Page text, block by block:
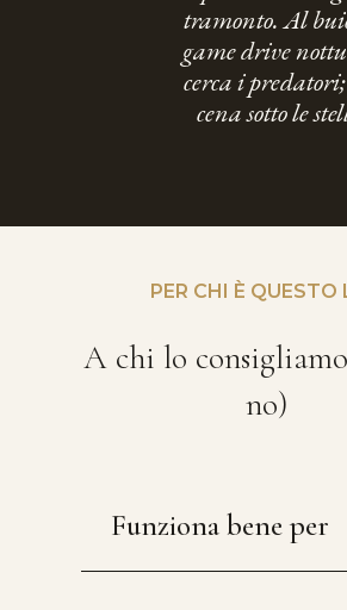
tramonto. Al
game drive
cerca i
cena sotto le
PER CHI È QUESTO
A chi lo
no)
Funziona bene per